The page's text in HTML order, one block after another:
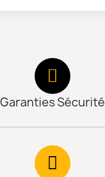
Garanties Sécurité